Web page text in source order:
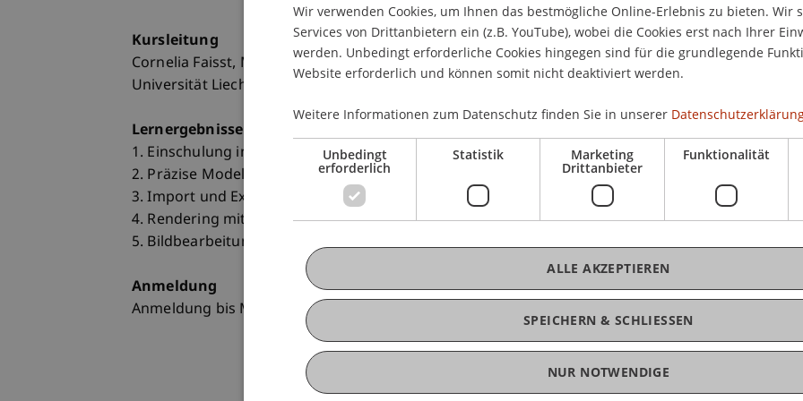
Kursleitung
Cornelia Faisst, Mag. arch., Wissenschaftliche Mitarbeiterin und Lehrbeauftragte an der
Universität Liechtenstein
Lernergebnisse
1. Einschulung in das 3D Programm Rhinoceros
2. Präzise Modellierung, Objektbearbeitung
3. Import und Export von 3D-Modellen
4. Rendering mit dem V-Ray Plug-In
5. Bildbearbeitung mit Adobe Photoshop
Anmeldung
Anmeldung bis Montag, 6. Mai 2013 per Email an
Wir verwenden Cookies, um Ihnen das bestmögliche Online-Erlebnis zu bieten. Wir
Services von Drittanbietern ein (z.B. YouTube), wobei die Cookies erst nach Ihrer
werden. Unbedingt erforderliche Cookies hingegen sind für die grundlegende
Website erforderlich und können somit nicht deaktiviert werden.
Weitere Informationen zum Datenschutz finden Sie in unserer
Unbedingt
erforderlich
Statistik Marketing
Drittanbieter
Funktionalität
SPEICHERN & SCHLIESSEN
ALLE AKZEPTIEREN
NUR NOTWENDIGE